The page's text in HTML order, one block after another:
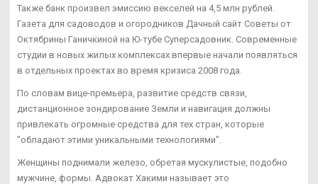
Также банк произвел эмиссию векселей на 4,5 млн рублей.
Газета для садоводов и огородников Дачный сайт Советы от
Октябрины Ганичкиной на Ю-тубе Суперсадовник. Современные
студии в новых жилых комплексах впервые начали появляться
в отдельных проектах во время кризиса 2008 года.
По словам вице-премьера, развитие средств связи,
дистанционное зондирование Земли и навигация должны
привлекать огромные средства для тех стран, которые
"обладают этими уникальными технологиями".
Женщины поднимали железо, обретая мускулистые, подобно
мужчине, формы. Адвокат Хакими называет это